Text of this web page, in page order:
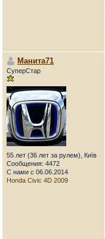
Манита71
СуперСтар
55 лет (36 лет за рулем), Київ
Сообщения: 4472
С нами с 06.06.2014
Honda Civic 4D 2009